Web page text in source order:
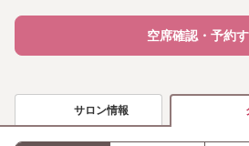
空席確認・予約
サロン情報